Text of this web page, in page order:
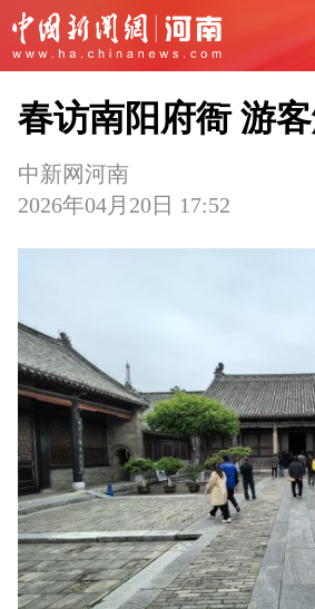
春访南阳府衙 游
中新网河南
2026年04月20日 17:52